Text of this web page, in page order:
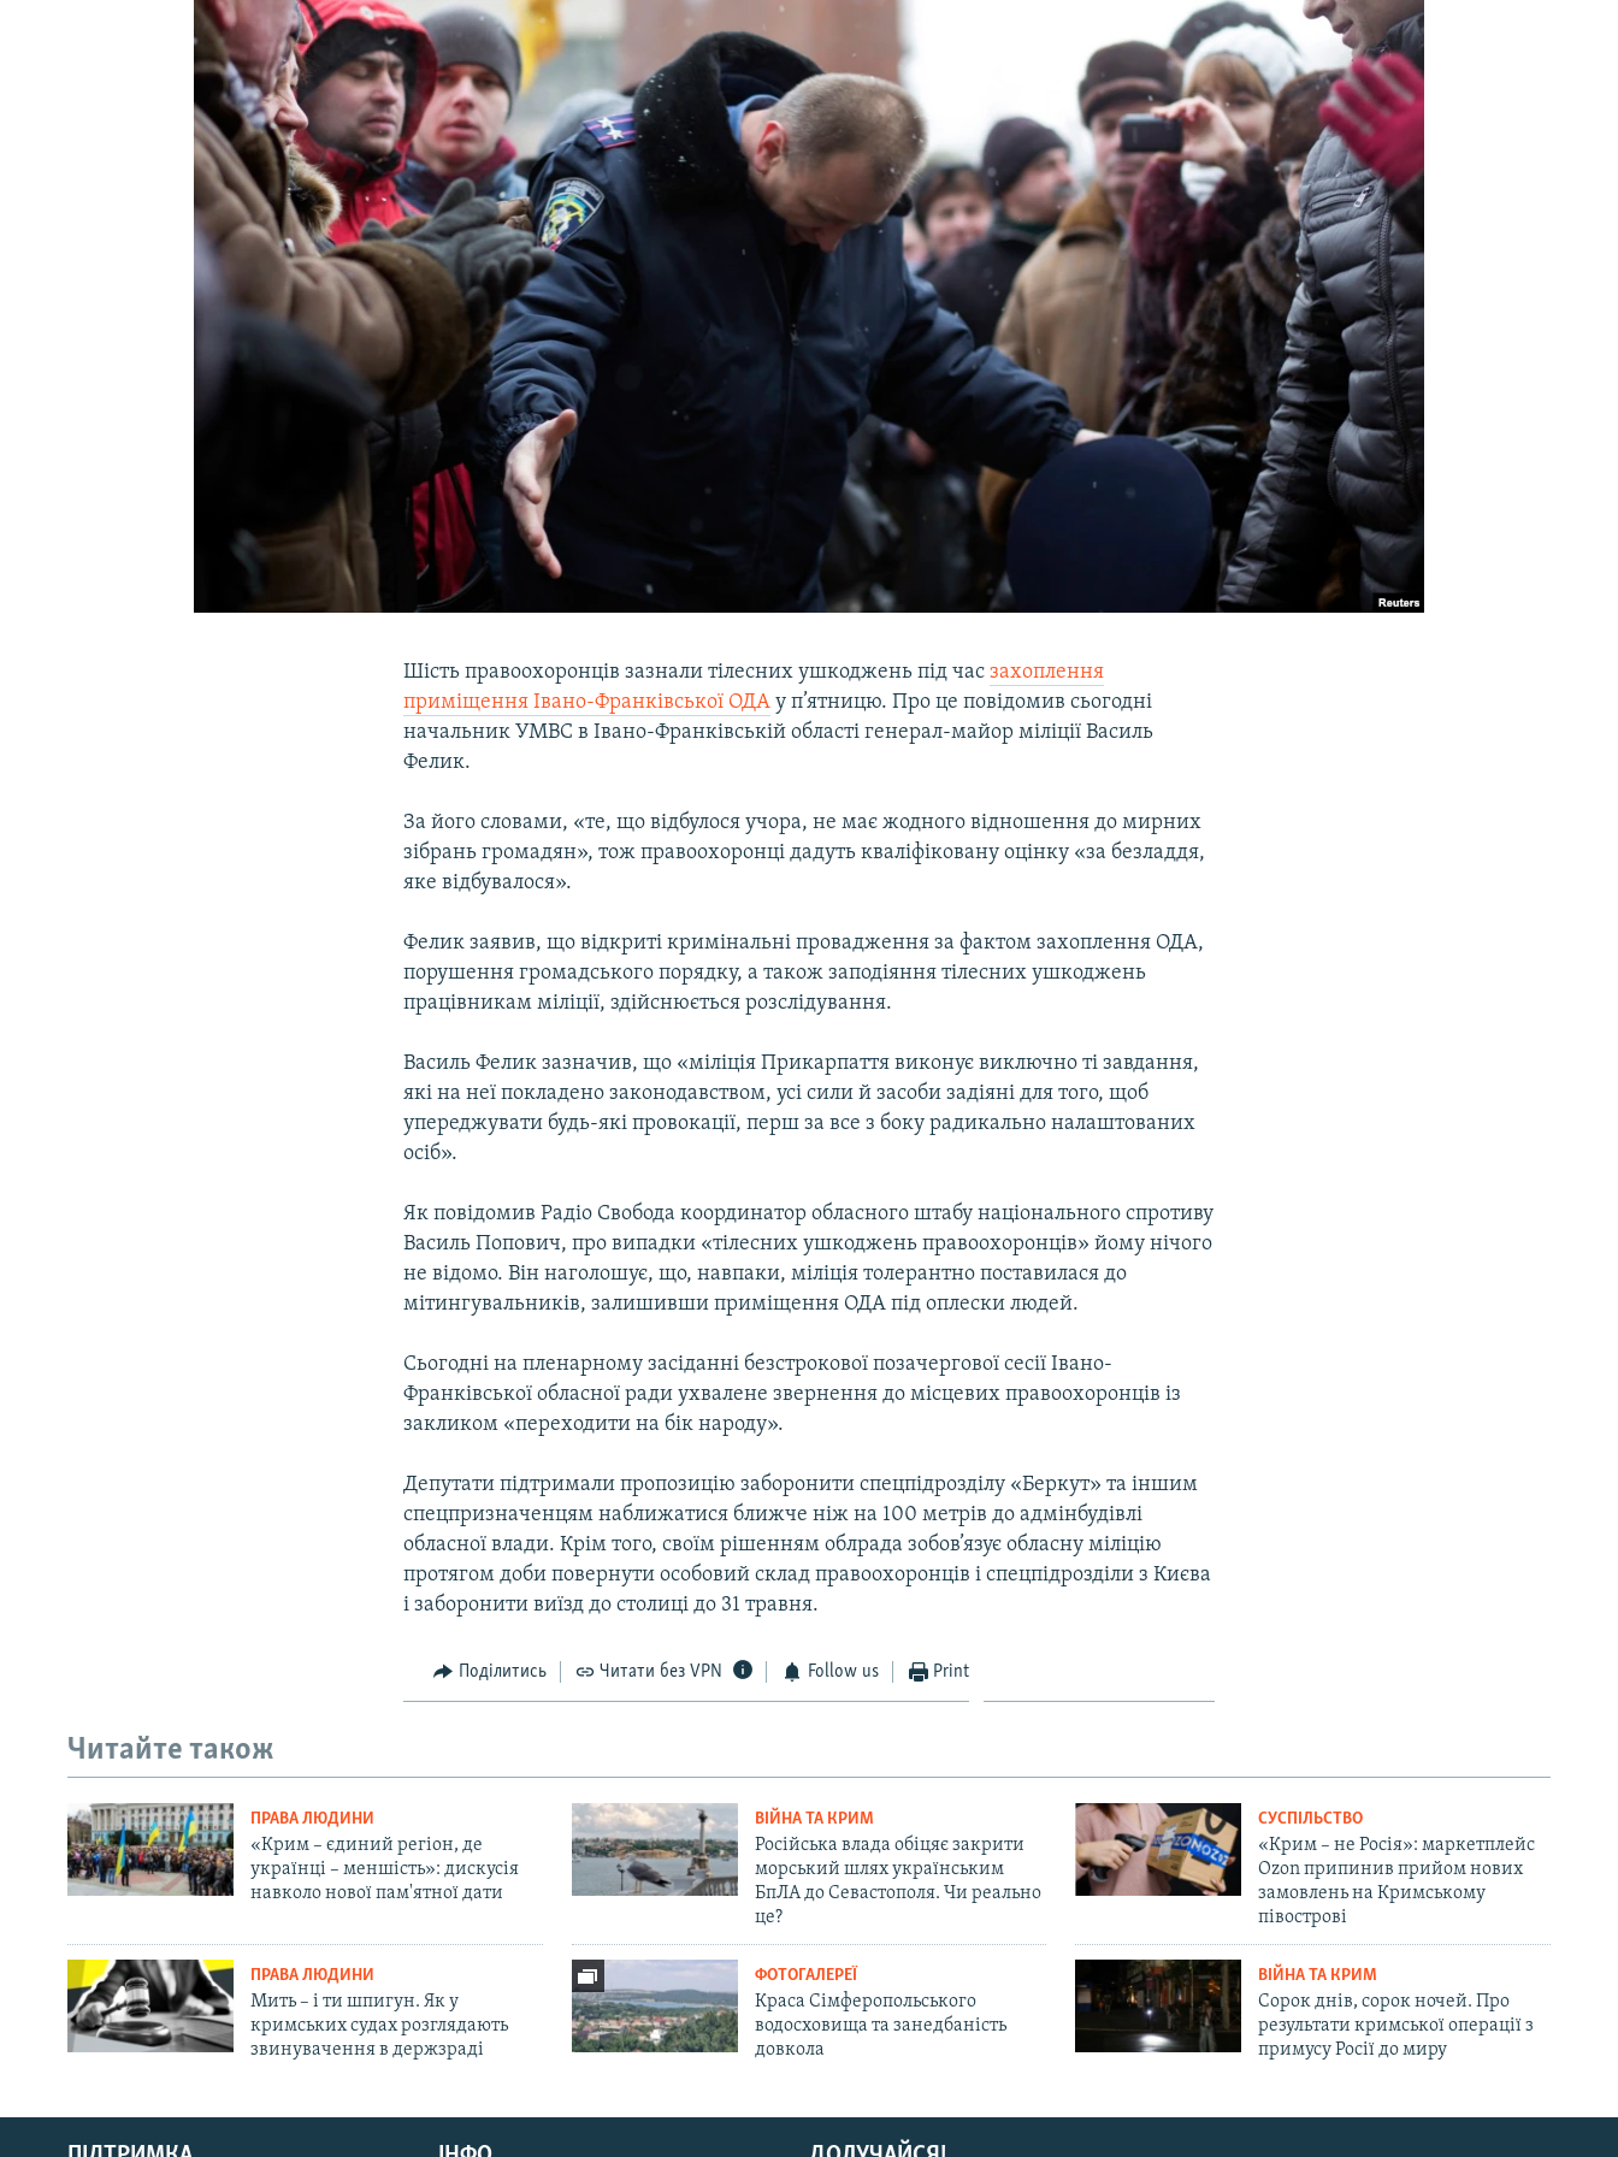
УКРАЇНСЬКА ПРОБЛЕМА КРИМУ
Русский
Шість правоохоронців зазнали тілесних ушкоджень під часзахоплення
приміщення Івано-Франківської ОДА у п’ятницю. Про це повідомив сьогодні
начальник УМВС в Івано-Франківській області генерал-майор міліції Василь
Фелик.
За його словами, «те, що відбулося учора, не має жодного відношення до мирних
зібрань громадян», тож правоохоронці дадуть кваліфіковану оцінку «за безладдя,
яке відбувалося».
Фелик заявив, що відкриті кримінальні провадження за фактом захоплення ОДА,
порушення громадського порядку, а також заподіяння тілесних ушкоджень
працівникам міліції, здійснюється розслідування.
Василь Фелик зазначив, що «міліція Прикарпаття виконує виключно ті завдання,
які на неї покладено законодавством, усі сили й засоби задіяні для того, щоб
упереджувати будь-які провокації, перш за все з боку радикально налаштованих
осіб».
Як повідомив Радіо Свобода координатор обласного штабу національного спротиву
Василь Попович, про випадки «тілесних ушкоджень правоохоронців» йому нічого
не відомо. Він наголошує, що, навпаки, міліція толерантно поставилася до
мітингувальників, залишивши приміщення ОДА під оплески людей.
Сьогодні на пленарному засіданні безстрокової позачергової сесії Івано-
Франківської обласної ради ухвалене звернення до місцевих правоохоронців із
закликом «переходити на бік народу».
Депутати підтримали пропозицію заборонити спецпідрозділу «Беркут» та іншим
спецпризначенцям наближатися ближче ніж на 100 метрів до адмінбудівлі
обласної влади. Крім того, своїм рішенням облрада зобов’язує обласну міліцію
протягом доби повернути особовий склад правоохоронців і спецпідрозділи з Києва
і заборонити виїзд до столиці до 31 травня.
Поділитись Читати без VPN Follow us Print
Читайте також
ПРАВА ЛЮДИНИ
«Крим – єдиний регіон, де
українці – меншість»: дискусія
навколо нової пам'ятної дати
ВІЙНА ТА КРИМ
Російська влада обіцяє закрити
морський шлях українським
БпЛА до Севастополя. Чи реально
це?
СУСПІЛЬСТВО
«Крим – не Росія»: маркетплейс
Ozon припинив прийом нових
замовлень на Кримському
півострові
ПРАВА ЛЮДИНИ
Мить – і ти шпигун. Як у
кримських судах розглядають
звинувачення в держзраді
ФОТОГАЛЕРЕЇ
Краса Сімферопольського
водосховища та занедбаність
довкола
ВІЙНА ТА КРИМ
Сорок днів, сорок ночей. Про
результати кримської операції з
примусу Росії до миру